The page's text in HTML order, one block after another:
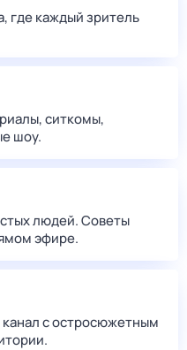
где каждый зритель
ситкомы,
шоу.
людей. Советы
эфире.
с остросюжетным